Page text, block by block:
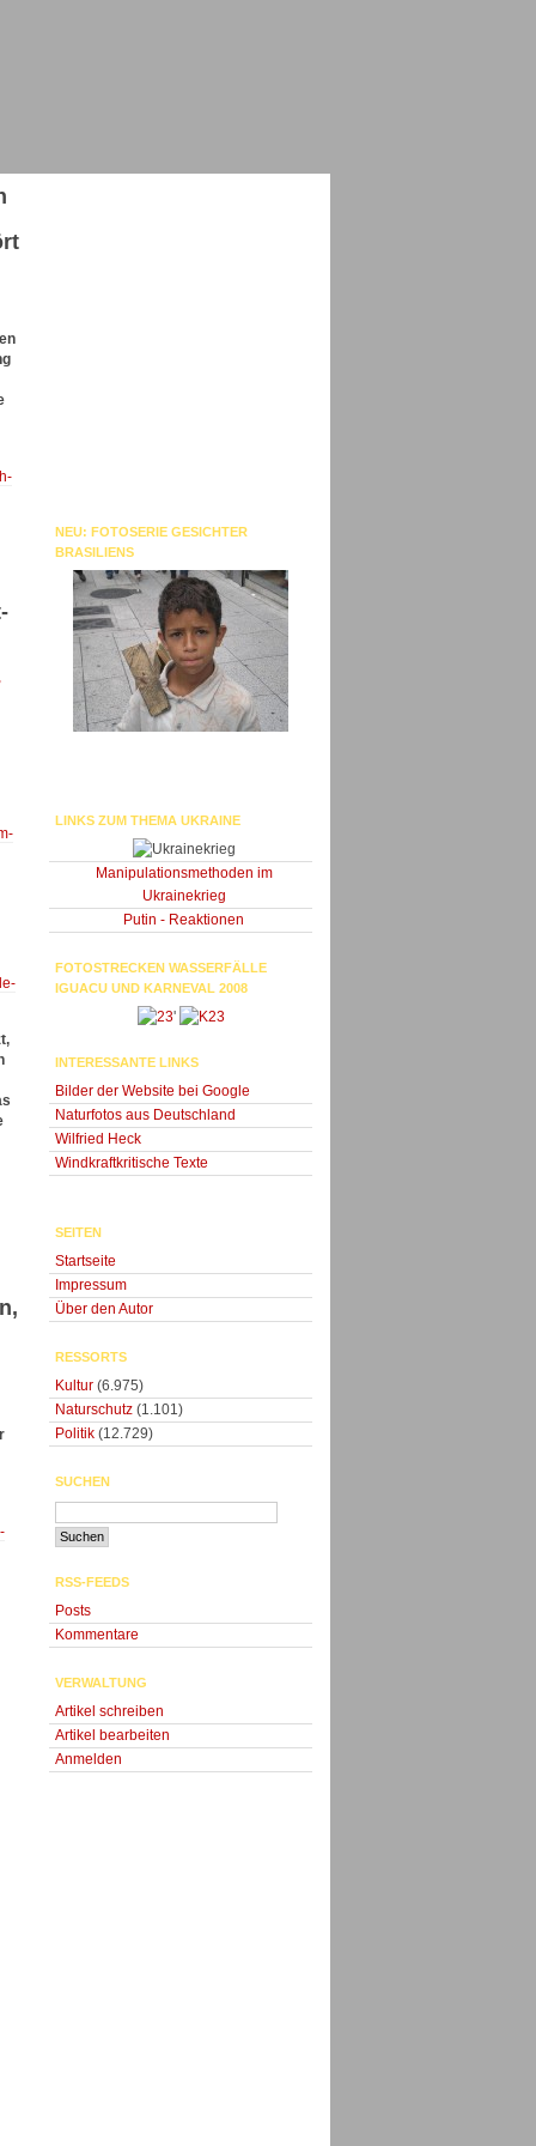
NEU: FOTOSERIE GESICHTER
BRASILIENS
LINKS ZUM THEMA UKRAINE
Manipulationsmethoden im
Ukrainekrieg
Putin - Reaktionen
FOTOSTRECKEN WASSERFÄLLE
IGUACU UND KARNEVAL 2008
'
INTERESSANTE LINKS
Bilder der Website bei Google
Naturfotos aus Deutschland
Wilfried Heck
Windkraftkritische Texte
SEITEN
Startseite
Impressum
Über den Autor
RESSORTS
Kultur (6.975)
Naturschutz (1.101)
Politik (12.729)
SUCHEN
RSS-FEEDS
Posts
Kommentare
VERWALTUNG
Artikel schreiben
Artikel bearbeiten
Anmelden